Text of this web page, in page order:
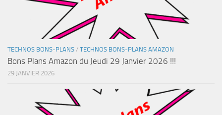
TECHNOS BONS-PLANS / TECHNOS BONS-PLANS AMAZON
Bons Plans Amazon du Jeudi 29 Janvier 2026 !!!
29 JANVIER 2026